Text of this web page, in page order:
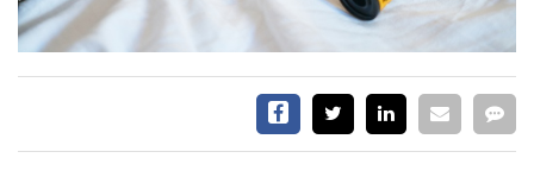
CONTÁCTENOS
AYUDA
DE